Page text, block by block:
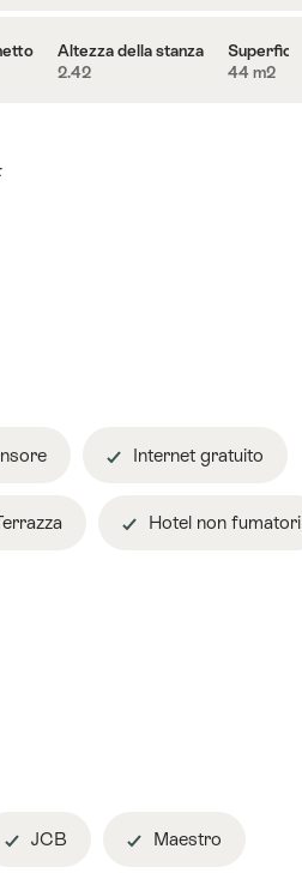
Altezza della stanza
2.42
Superficie
44 m2
Internet gratuito
Hotel non fumatori
JCB Maestro